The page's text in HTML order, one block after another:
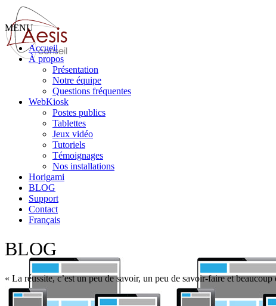
MENU
Accueil
À propos
Présentation
Notre équipe
Questions fréquentes
WebKiosk
Postes publics
Tablettes
Jeux vidéo
Tutoriels
Témoignages
Nos installations
Horigami
BLOG
Support
Contact
Français
BLOG
« La réussite, c’est un peu de savoir, un peu de savoir-faire et